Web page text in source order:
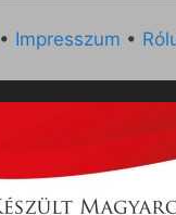
• Impresszum •